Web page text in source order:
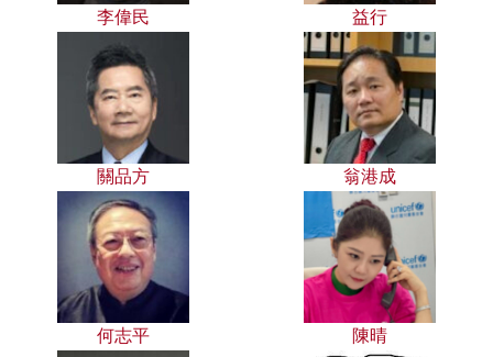
李偉民 益行
關品方 翁港成
何志平 陳晴